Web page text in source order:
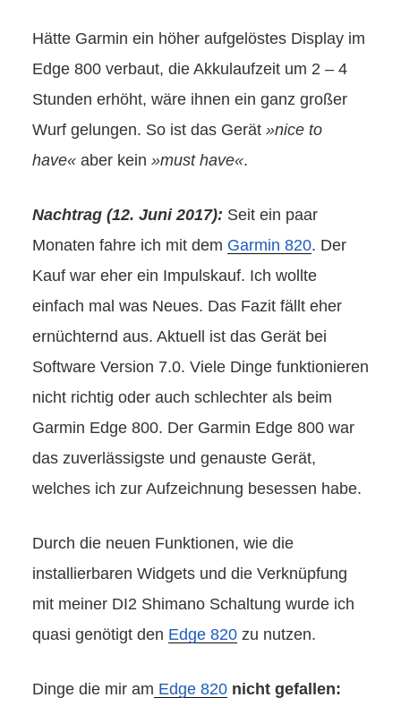
Hätte Garmin ein höher aufgelöstes Display im
Edge 800 verbaut, die Akkulaufzeit um 2 – 4
Stunden erhöht, wäre ihnen ein ganz großer
Wurf gelungen. So ist das Gerät »nice to
have« aber kein »must have«.
Nachtrag (12. Juni 2017): Seit ein paar
Monaten fahre ich mit dem Garmin 820. Der
Kauf war eher ein Impulskauf. Ich wollte
einfach mal was Neues. Das Fazit fällt eher
ernüchternd aus. Aktuell ist das Gerät bei
Software Version 7.0. Viele Dinge funktionieren
nicht richtig oder auch schlechter als beim
Garmin Edge 800. Der Garmin Edge 800 war
das zuverlässigste und genauste Gerät,
welches ich zur Aufzeichnung besessen habe.
Durch die neuen Funktionen, wie die
installierbaren Widgets und die Verknüpfung
mit meiner DI2 Shimano Schaltung wurde ich
quasi genötigt den Edge 820 zu nutzen.
Dinge die mir am Edge 820 nicht gefallen: